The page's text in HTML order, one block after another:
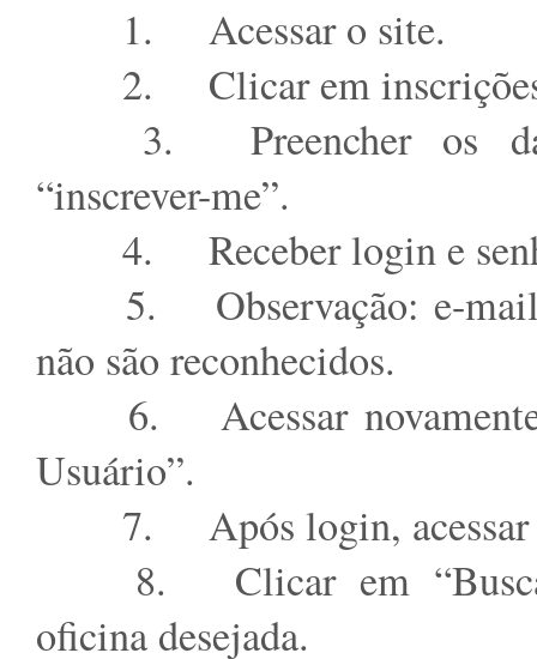
1.
Acessar o site.
2.
Clicar em
3.
Preencher os
“inscrever-me”.
4.
Receber login e
5.
Observação: e-
não são reconhecidos.
6.
Acessar
Usuário”.
7.
Após login,
8.
Clicar em
oficina desejada.